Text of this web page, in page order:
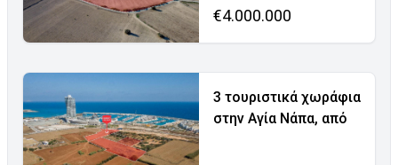
€4.000.000
3 τουριστικά χωράφια
στην Αγία Νάπα, από